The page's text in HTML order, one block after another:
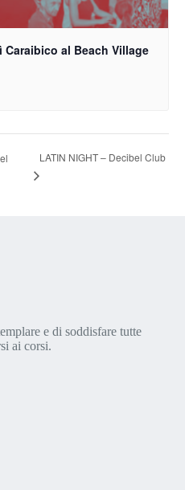
Caraibico al Beach Village
LATIN NIGHT – Decibel Club
e di soddisfare tutte
ai corsi.